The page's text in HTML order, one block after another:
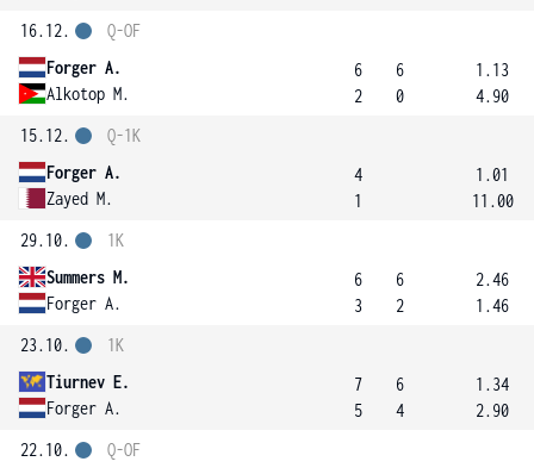
16.12.
Forger A.
Alkotop M.
Q-OF
6
2
6
0
1.13
4.90
15.12.
Forger A.
Zayed M.
Q-1K
4
1
1.01
11.00
29.10.
Summers M.
Forger A.
1K
6
3
6
2
2.46
1.46
23.10.
Tiurnev E.
Forger A.
1K
7
5
6
4
1.34
2.90
22.10.
Q-OF